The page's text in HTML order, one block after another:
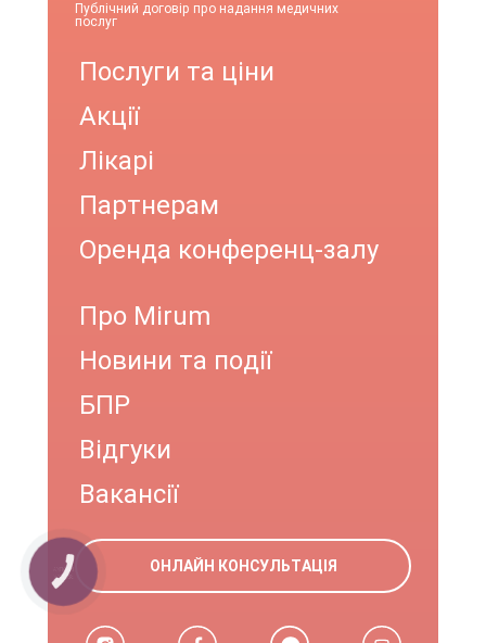
Публічний договір про надання медичних
послуг
Послуги та ціни
Акції
Лікарі
Партнерам
Оренда конференц-залу
Про Mirum
Новини та події
БПР
Відгуки
Вакансії
ОНЛАЙН КОНСУЛЬТАЦІЯ
КНОПКА
ЗВ'ЯЗКУ